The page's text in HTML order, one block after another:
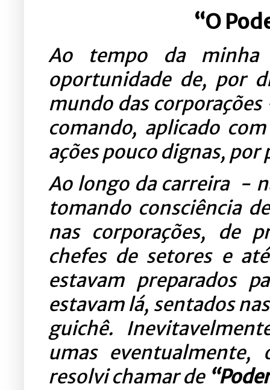
“O
Ao tempo da
oportunidade de, por
mundo das
comando, aplicado
ações pouco dignas, por
Ao longo da carreira -
tomando consciência
nas corporações, de
chefes de setores e
estavam preparados
estavam lá, sentados
guichê. I
umas
resolvi chamar de